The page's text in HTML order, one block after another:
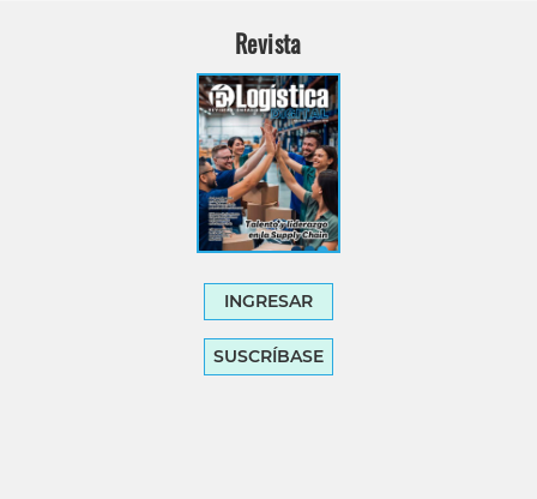
Revista
INGRESAR
SUSCRÍBASE